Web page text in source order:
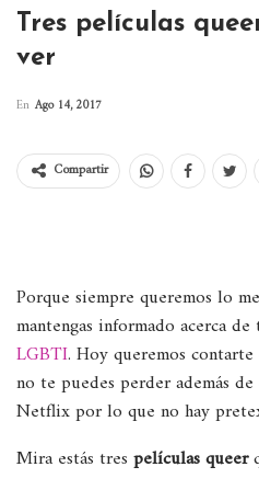
Tres películas
ver
En Ago 14, 2017
Compartir
Porque siempre queremos lo
mantengas informado acerca
LGBTI. Hoy queremos
no te puedes perder además
Netflix por lo que no hay
Mira estás tres películas queer